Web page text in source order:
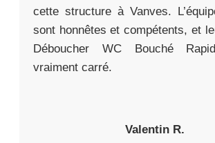
cette structure à Vanves.
sont honnêtes et compétents, et
Déboucher WC Bouché
vraiment carré.
Valentin R.